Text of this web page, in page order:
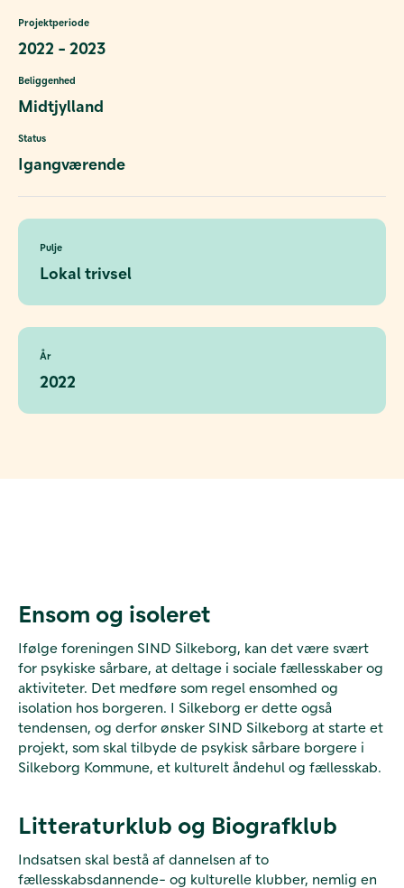
Projektperiode
2022 - 2023
Beliggenhed
Midtjylland
Status
Igangværende
Pulje
Lokal trivsel
År
2022
Ensom og isoleret
Ifølge foreningen SIND Silkeborg, kan det være svært
for psykiske sårbare, at deltage i sociale fællesskaber og
aktiviteter. Det medføre som regel ensomhed og
isolation hos borgeren. I Silkeborg er dette også
tendensen, og derfor ønsker SIND Silkeborg at starte et
projekt, som skal tilbyde de psykisk sårbare borgere i
Silkeborg Kommune, et kulturelt åndehul og fællesskab.
Litteraturklub og Biografklub
Indsatsen skal bestå af dannelsen af to
fællesskabsdannende- og kulturelle klubber, nemlig en